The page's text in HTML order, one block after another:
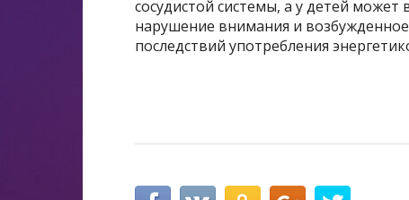
сосудистой системы, а у детей
нарушение внимания и
последствий употребления